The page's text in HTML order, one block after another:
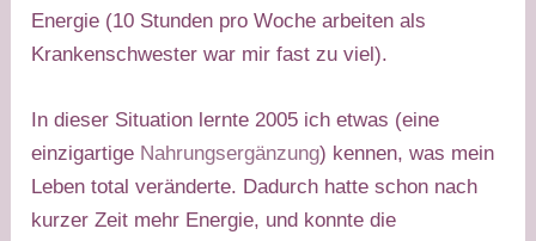
Energie (10 Stunden pro Woche arbeiten als
Krankenschwester war mir fast zu viel).​
In dieser Situation lernte 2005 ich etwas (eine
einzigartige Nahrungsergänzung) kennen, was mein
Leben total veränderte. Dadurch hatte schon nach
kurzer Zeit mehr Energie, und konnte die